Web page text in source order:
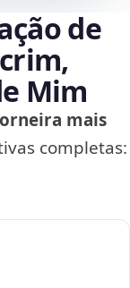
de
Mim
mais
completas: